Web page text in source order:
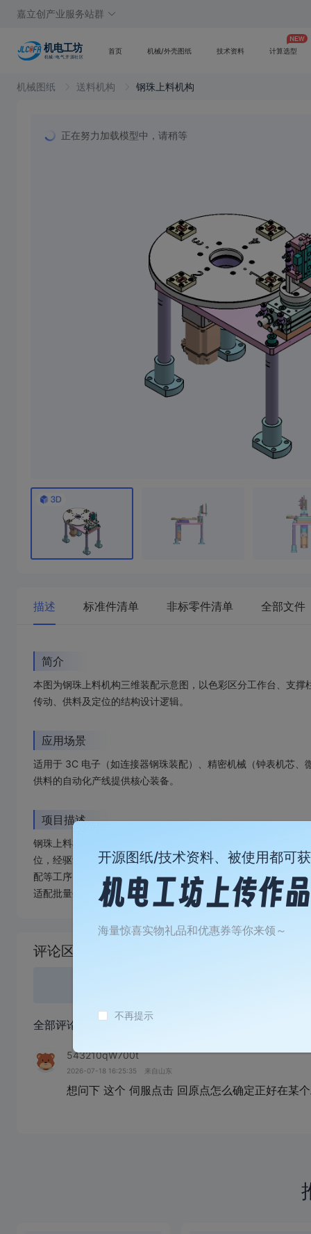
嘉立创产业服务站群
首页 机械/外壳图纸 技术资料 计算选型
机械图纸 送料机构 钢珠上料机构
正在努力加载模型中，请稍等
描述 标准件清单 非标零件清单 全部文件
简介
本图为钢珠上料机构三维装配示意图，以色彩区分工作台、支
传动、供料及定位的结构设计逻辑。
应用场景
适用于 3C 电子（如连接器钢珠装配）、精密机械（钟表机芯
供料的自动化产线提供核心装备。
项目描述
钢珠上料机构为自动化精密供料装备，由圆形旋转工作台、定
位，经驱动系统实现匀速回转；供料模块精准输送钢珠至工装
配等工序。设备具备高重复定位精度（如±0.05mm），支持多
适配批量生产场景下的高稳定性需求。
失
评论区
全部评论
543210qW700t
2026-07-18 16:25:35 来自山东
想问下 这个 伺服点击 回原点怎么确定正好在某
开源图纸/技术资料、被使用都可
海量惊喜实物礼品和优惠券等你来领～
不再提示